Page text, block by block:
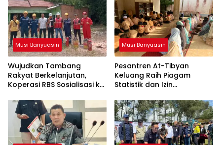
Musi Banyuasin
Wujudkan Tambang
Rakyat Berkelanjutan,
Koperasi RBS Sosialisasi ke
GEP
Musi Banyuasin
Pesantren At-Tibyan
Keluang Raih Piagam
Statistik dan Izin
Kemenag RI